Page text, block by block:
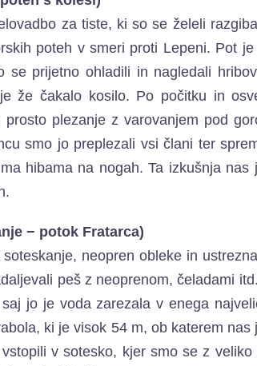
za tiste, ki so se želeli
poteh v smeri proti Lepeni. Pot
se prijetno ohladili in nagledali
že čakalo kosilo. Po počitku in
plezanje z varovanjem pod
smo jo preplezali vsi člani ter
hibama na nogah. Ta izkušnja
− potok Fratarca)
neopren obleke in
peš z neoprenom, čeladami
jo je voda zarezala v enega
ki je visok 54 m, ob katerem
v sotesko, kjer smo se z